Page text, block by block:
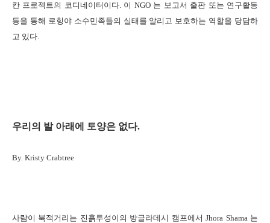
칸 프로젝트의 코디네이터이다. 이 NGO 는 보고서 출판 또는 연구활동
등을 통해 로힝야 소수민족들의 실태를 알리고 보호하는 역할을 당담하
고 있다.
우리의 발 아래에 토양은 없다.
By. Kristy Crabtree
사람이 북적거리는 진흙투성이의 방글라데시 캠프에서Jhora Shama 는